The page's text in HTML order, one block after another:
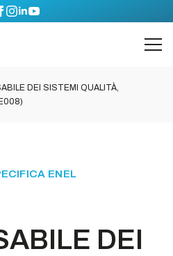
DEI SISTEMI QUALITÀ,
ENEL
DEI